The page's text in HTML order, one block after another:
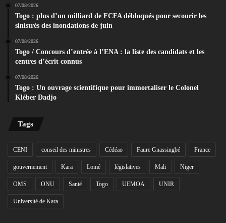
07/08/2026
Togo : plus d’un milliard de FCFA débloqués pour secourir les
sinistrés des inondations de juin
07/08/2026
Togo / Concours d’entrée à l’ENA : la liste des candidats et les
centres d’écrit connus
07/08/2026
Togo : Un ouvrage scientifique pour immortaliser le Colonel
Kléber Dadjo
Tags
CENI conseil des ministres Cédéao Faure Gnassingbé France
gouvernement Kara Lomé législatives Mali Niger
OMS ONU Santé Togo UEMOA UNIR
Université de Kara